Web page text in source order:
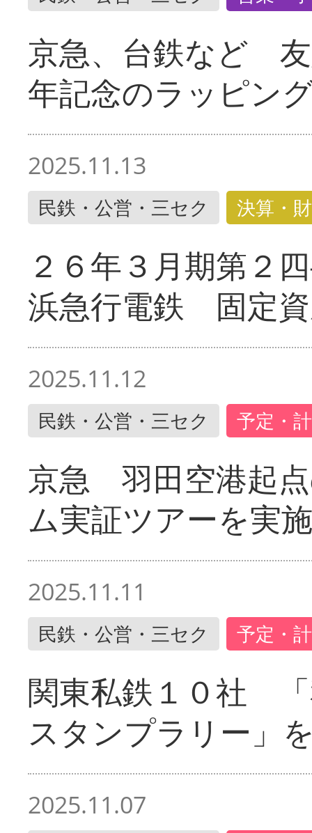
京急、台鉄など
年記念のラッピン
2025.11.13
民鉄・公営・三セク 決算・
２６年３月期第２
浜急行電鉄 固定
2025.11.12
民鉄・公営・三セク 予定・
京急 羽田空港起
ム実証ツアーを実施
2025.11.11
民鉄・公営・三セク 予定・
関東私鉄１０社
スタンプラリー」
2025.11.07